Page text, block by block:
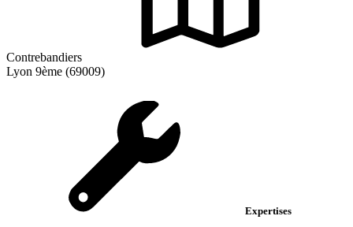
Contrebandiers
Lyon 9ème (69009)
Expertises